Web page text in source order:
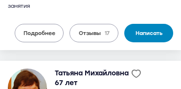
занятия
Подробнее Отзывы 17 Написать
Татьяна Михайловна
67 лет